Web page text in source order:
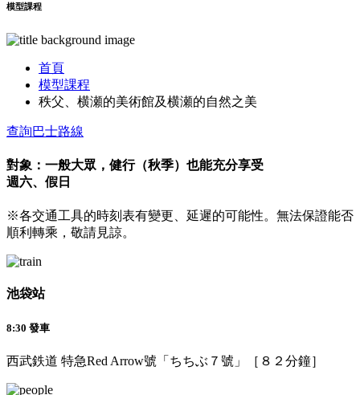
模型課程
首頁
模型課程
秩父、横瀬的美術館及横瀬的自然之美
查詢巴士路線
對象：一般大眾，健行（秋季）也能充分享受
週六、假日
※各交通工具的時刻表有變更、延遲的可能性。無法保證能否
順利轉乘，敬請見諒。
池袋站
8:30 發車
西武鉄道 特急Red Arrow號「ちちぶ７號」［８２分鐘］